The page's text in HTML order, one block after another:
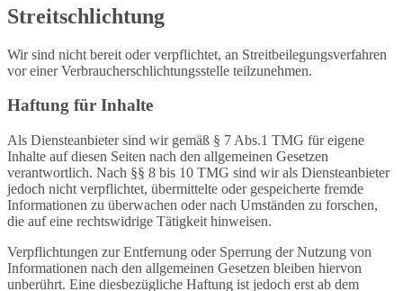
Streitschlichtung
Wir sind nicht bereit oder verpflichtet, an Streitbeilegungsverfahren
vor einer Verbraucherschlichtungsstelle teilzunehmen.
Haftung für Inhalte
Als Diensteanbieter sind wir gemäß § 7 Abs.1 TMG für eigene
Inhalte auf diesen Seiten nach den allgemeinen Gesetzen
verantwortlich. Nach §§ 8 bis 10 TMG sind wir als Diensteanbieter
jedoch nicht verpflichtet, übermittelte oder gespeicherte fremde
Informationen zu überwachen oder nach Umständen zu forschen,
die auf eine rechtswidrige Tätigkeit hinweisen.
Verpflichtungen zur Entfernung oder Sperrung der Nutzung von
Informationen nach den allgemeinen Gesetzen bleiben hiervon
unberührt. Eine diesbezügliche Haftung ist jedoch erst ab dem